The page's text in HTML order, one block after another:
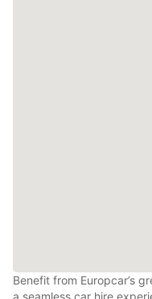
Benefit from Europcar’s
a seamless car hire